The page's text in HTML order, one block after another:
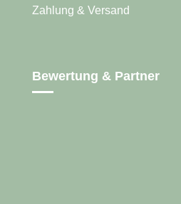
Zahlung & Versand
Bewertung & Partner